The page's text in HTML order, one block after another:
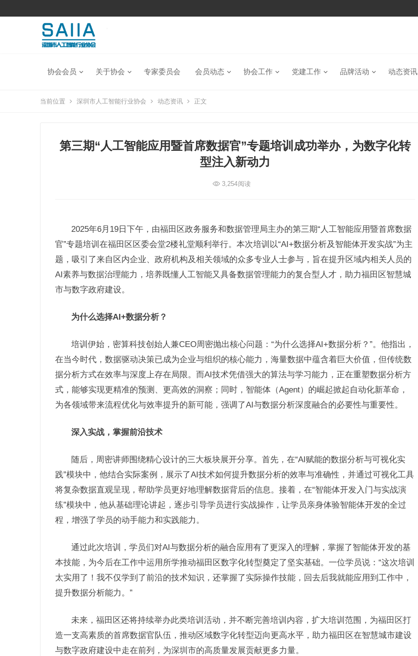
协会会员 关于协会 专家委员会 会员动态 协会工作 党建工作 品牌活动 动态资讯
当前位置 深圳市人工智能行业协会 动态资讯 正文
第三期“人工智能应用暨首席数据官”专题培训成功举办，为数字化转
型注入新动力
3,254阅读
2025年6月19日下午，由福田区政务服务和数据管理局主办的第三期“人工智能应用暨首席数据
官”专题培训在福田区区委会堂2楼礼堂顺利举行。本次培训以“AI+数据分析及智能体开发实战”为主
题，吸引了来自区内企业、政府机构及相关领域的众多专业人士参与，旨在提升区域内相关人员的
AI素养与数据治理能力，培养既懂人工智能又具备数据管理能力的复合型人才，助力福田区智慧城
市与数字政府建设。
为什么选择AI+数据分析？
培训伊始，密算科技创始人兼CEO周密抛出核心问题：“为什么选择AI+数据分析？”。他指出，
在当今时代，数据驱动决策已成为企业与组织的核心能力，海量数据中蕴含着巨大价值，但传统数
据分析方式在效率与深度上存在局限。而AI技术凭借强大的算法与学习能力，正在重塑数据分析方
式，能够实现更精准的预测、更高效的洞察；同时，智能体（Agent）的崛起掀起自动化新革命，
为各领域带来流程优化与效率提升的新可能，强调了AI与数据分析深度融合的必要性与重要性。
深入实战，掌握前沿技术
随后，周密讲师围绕精心设计的三大板块展开分享。首先，在“AI赋能的数据分析与可视化实
践”模块中，他结合实际案例，展示了AI技术如何提升数据分析的效率与准确性，并通过可视化工具
将复杂数据直观呈现，帮助学员更好地理解数据背后的信息。接着，在“智能体开发入门与实战演
练”模块中，他从基础理论讲起，逐步引导学员进行实战操作，让学员亲身体验智能体开发的全过
程，增强了学员的动手能力和实践能力。
通过此次培训，学员们对AI与数据分析的融合应用有了更深入的理解，掌握了智能体开发的基
本技能，为今后在工作中运用所学推动福田区数字化转型奠定了坚实基础。一位学员说：“这次培训
太实用了！我不仅学到了前沿的技术知识，还掌握了实际操作技能，回去后我就能应用到工作中，
提升数据分析能力。”
未来，福田区还将持续举办此类培训活动，并不断完善培训内容，扩大培训范围，为福田区打
造一支高素质的首席数据官队伍，推动区域数字化转型迈向更高水平，助力福田区在智慧城市建设
与数字政府建设中走在前列，为深圳市的高质量发展贡献更多力量。